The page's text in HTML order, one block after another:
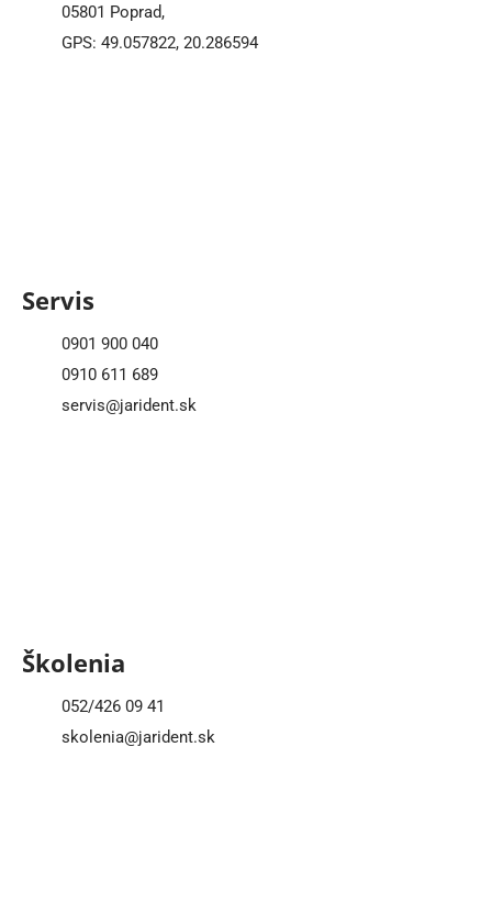
05801 Poprad,
GPS: 49.057822, 20.286594
Servis
0901 900 040
0910 611 689
servis@jarident.sk
Školenia
052/426 09 41
skolenia@jarident.sk